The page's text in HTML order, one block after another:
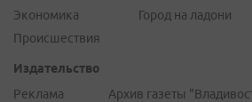
Экономика
Происшествия
Город на ладони
Издательство
Реклама
Архив газеты